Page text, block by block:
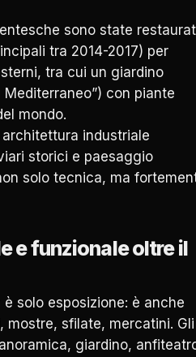
sono state
tra 2014-2017) per
tra cui un giardino
con piante
mondo.
industriale
storici e paesaggio
solo tecnica, ma
e funzionale oltre il
è solo esposizione: è anche
mostre, sfilate, mercatini. Gli
giardino,